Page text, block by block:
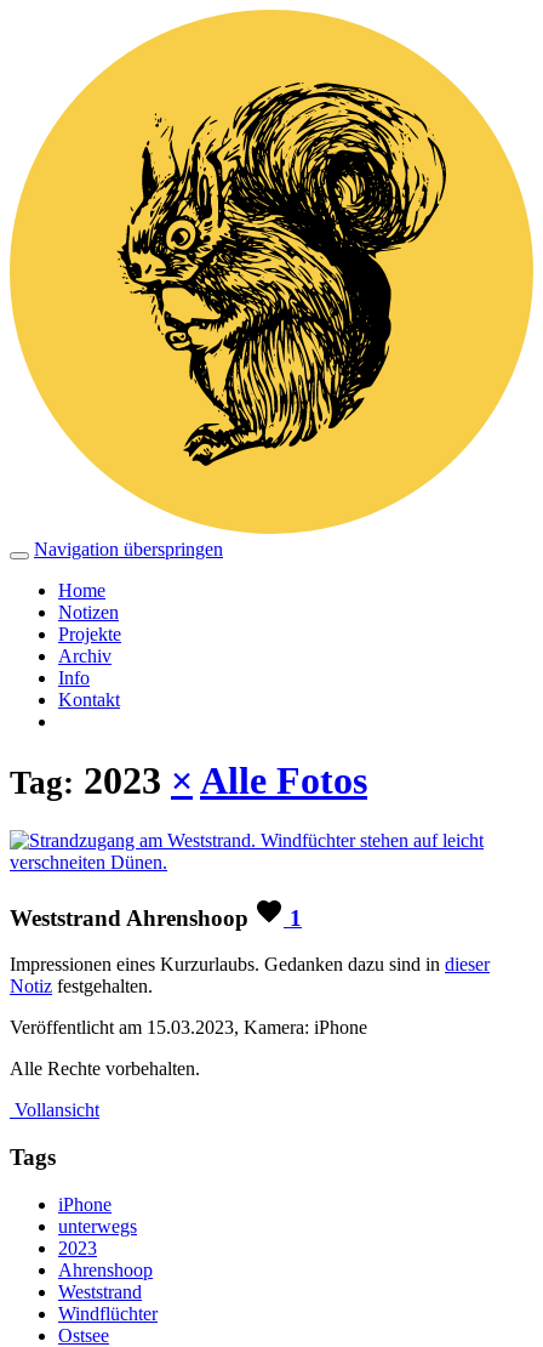
Navigation überspringen
Home
Notizen
Projekte
Archiv
Info
Kontakt
Tag: 2023 × Alle Fotos
Weststrand Ahrenshoop 1
Impressionen eines Kurzurlaubs. Gedanken dazu sind in dieser
Notiz festgehalten.
Veröffentlicht am 15.03.2023, Kamera: iPhone
Alle Rechte vorbehalten.
Vollansicht
Tags
iPhone
unterwegs
2023
Ahrenshoop
Weststrand
Windflüchter
Ostsee